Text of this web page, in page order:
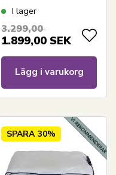
140x200 cm - Nordic
I lager
3.299,00
1.899,00 SEK
Lägg i varukorg
SPARA 30%